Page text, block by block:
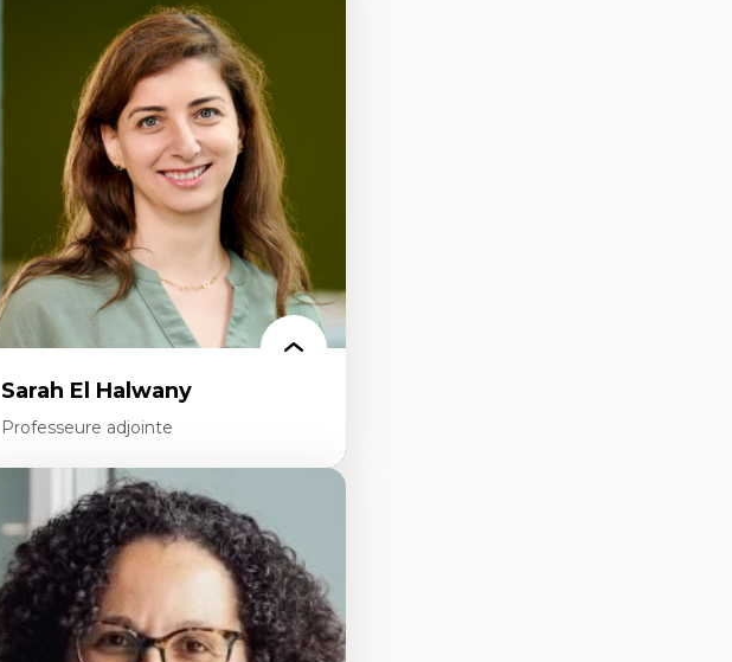
Théories du développement
Économie politique comparée
Élites économiques
Sociologie économique
Extractivisme
Classes sociales
Mouvements sociaux
Théories de l’État
Sarah El Halwany
Professeure adjointe
Expertises
Les apports pédagogiques des théories de
l'affect, du posthumanisme, du féminisme
dans l'éducation aux sciences
L'apprentissage des sciences/STIM dans une
perspective socioécologique de care
L’insertion professionnelle des
enseignant.e.s